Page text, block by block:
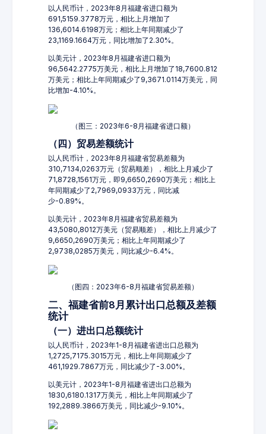
以人民币计，2023年8月福建省进口额为
691,5159.3778万元，相比上月增加了
136,6014.6198万元；相比上年同期减少了
23,1169.1664万元，同比增加了2.30%。
以美元计，2023年8月福建省进口额为
96,5642.2775万美元，相比上月增加了18,7600.812
万美元；相比上年同期减少了9,3671.0114万美元，同
比增加-4.10%。
（图三：2023年6-8月福建省进口额）
（四）贸易差额统计
以人民币计，2023年8月福建省贸易差额为
310,7134,0263万元（贸易顺差），相比上月减少了
71,8728,1561万元，即9,6650,2690万美元；相比上
年同期减少了2,7969,0933万元，同比减
少-0.89%。
以美元计，2023年8月福建省贸易差额为
43,5080,8012万美元（贸易顺差），相比上月减少了
9,6650,2690万美元；相比上年同期减少了
2,9738,0285万美元，同比减少-6.4%。
（图四：2023年6-8月福建省贸易差额）
二、福建省前8月累计出口总额及差额
统计
（一）进出口总额统计
以人民币计，2023年1-8月福建省进出口总额为
1,2725,7175.3015万元，相比上年同期减少了
461,1929.7867万元，同比减少了-3.00%。
以美元计，2023年1-8月福建省进出口总额为
1830,6180.1317万美元，相比上年同期减少了
192,2889.3866万美元，同比减少-9.10%。